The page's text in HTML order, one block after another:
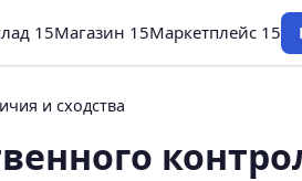
15Магазин 15Маркетплейс 15
и сходства